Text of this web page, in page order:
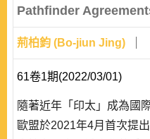
Pathfinder
荊柏鈞 (Bo-jiun Jing)
61卷1期(2022/03/01)
隨著近年「印太」成為國
歐盟於2021年4月首次提